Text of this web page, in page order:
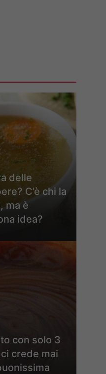
delle
C’è chi la
ma è
idea?
con solo 3
crede mai